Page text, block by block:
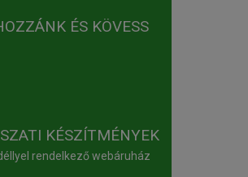
ÉS KÖVESS
KÉSZÍTMÉNYEK
rendelkező webáruház